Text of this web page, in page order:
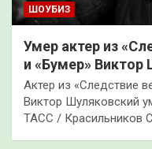
ШОУБИЗ
Умер актер из
и «Бумер» Виктор
Актер из «Следствие
Виктор Шуляковский
ТАСС / Красильников